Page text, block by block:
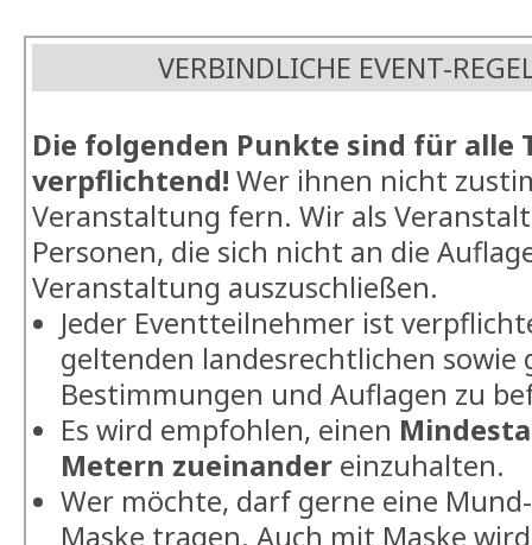
VERBINDLICHE EVENT-
Die folgenden Punkte sind für alle
verpflichtend! Wer ihnen nicht
Veranstaltung fern. Wir als
Personen, die sich nicht an die
Veranstaltung auszuschließen.
Jeder Eventteilnehmer ist
geltenden landesrechtlichen sowie
Bestimmungen und Auflagen zu
Es wird empfohlen, einen
Metern zueinander einzuhalten.
Wer möchte, darf gerne eine
Maske tragen. Auch mit Maske